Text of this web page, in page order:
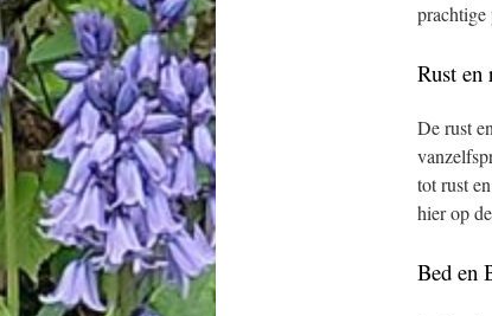
prachtige
Rust en
De rust
tot rust
hier op
Bed en